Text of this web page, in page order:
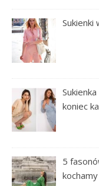
Sukienki
koniec
5
kochamy